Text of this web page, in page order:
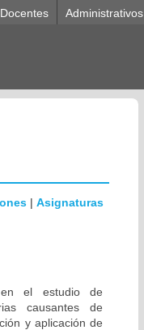
Docentes Administrativos
| Asignaturas
en el estudio de
causantes de
y aplicación de